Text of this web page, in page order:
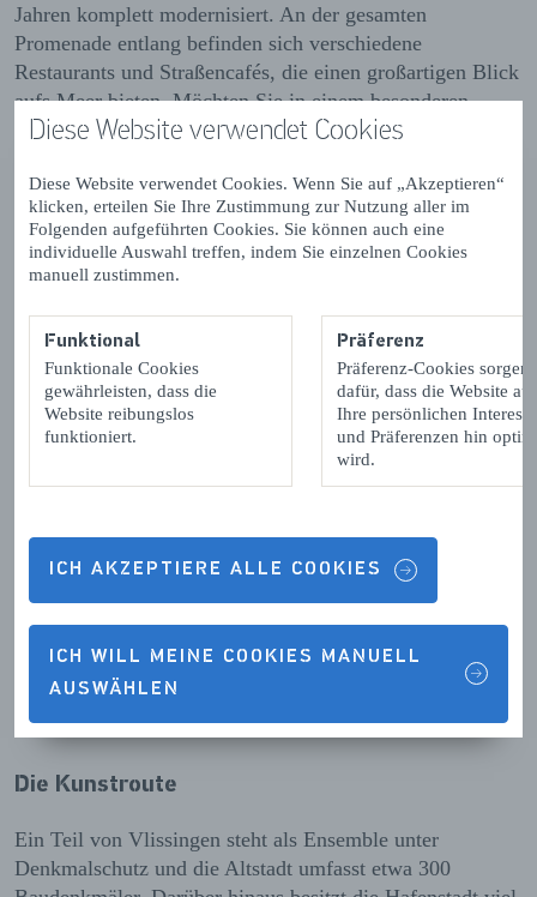
Diese Website verwendet Cookies
Diese Website verwendet Cookies. Wenn Sie auf „Akzeptieren“
klicken, erteilen Sie Ihre Zustimmung zur Nutzung aller im
Folgenden aufgeführten Cookies. Sie können auch eine
individuelle Auswahl treffen, indem Sie einzelnen Cookies
manuell zustimmen.
Funktional
Funktionale Cookies
gewährleisten, dass die
Website reibungslos
funktioniert.
Präferenz
Präferenz-Cookies sorgen
dafür, dass die Website auf
Ihre persönlichen
und Präferenzen hin
wird.
ICH AKZEPTIERE ALLE COOKIES
ICH WILL MEINE COOKIES MANUELL
AUSWÄHLEN
Jahren komplett modernisiert. An der gesamten
Promenade entlang befinden sich verschiedene
Restaurants und Straßencafés, die einen großartigen Blick
aufs Meer bieten. Möchten Sie in einem besonderen
Ambiente etwas essen? Dann nehmen Sie Platz auf der
den Füßen im Sand oder speisen Sie an einem einmaligen
Ort wie demGefangenenturm
. Die Promenade eignet
sich auch perfekt für einen ausgiebigen Spaziergang oder
eine Radtour, denn ein Großteil des Jahres ist der
zu den Verkehrsregeln auf der Promenade
finden Sie
auf der Website der Gemeinde Vlissingen.
Kino Pathé Vlissingen
Viele Filmfreunde fahren regelmäßig nach Vlissingen,
modernen Sälen die allerneuesten Filme gezeigt. Darüber
hinaus findet im Pathé Vlissingen alljährlich das
der wichtigsten kulturellen Veranstaltungen Zeelands. Der
unschlagbare Standort am Meer und das jedes Mal
überraschende Programm machen Film by the Sea Jahr
um Jahr zu einem wahren Filmfest.
Die Kunstroute
Ein Teil von Vlissingen steht als Ensemble unter
Denkmalschutz und die Altstadt umfasst etwa 300